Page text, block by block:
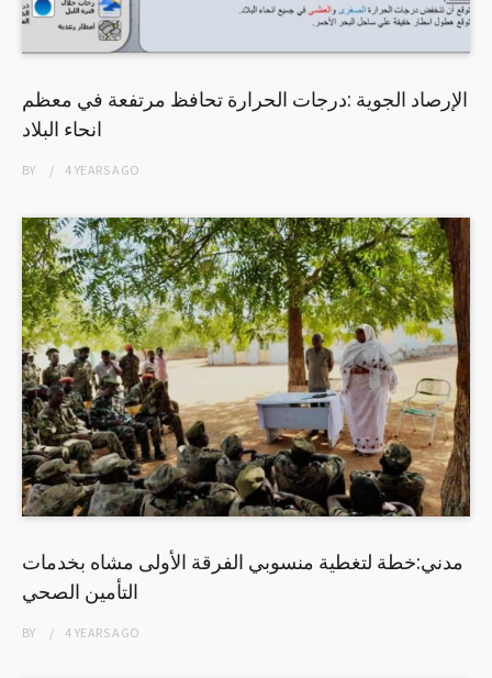
الإرصاد الجوية :درجات الحرارة تحافظ مرتفعة في معظم
انحاء البلاد
BY 4 YEARSAGO
مدني:خطة لتغطية منسوبي الفرقة الأولى مشاه بخدمات
التأمين الصحي
BY 4 YEARSAGO